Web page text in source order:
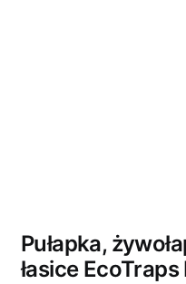
Pułapka,
łasice